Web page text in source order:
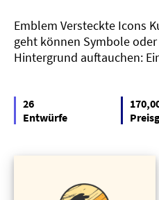
Emblem Versteckte Icons
geht können Symbole
Hintergrund auftauchen:
26
Entwürfe